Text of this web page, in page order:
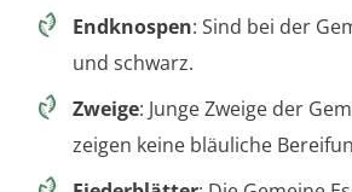
Endknospen: Sind bei der
und schwarz.
Zweige: Junge Zweige der
zeigen keine bläuliche